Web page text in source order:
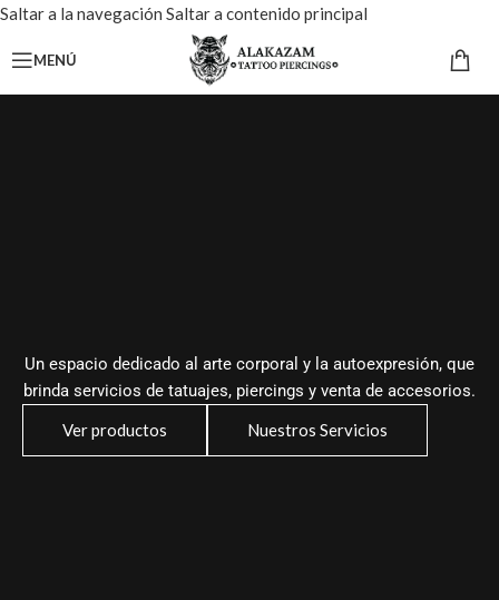
Saltar a la navegación Saltar a contenido principal
MENÚ
Un espacio dedicado al arte corporal y la autoexpresión, que
brinda servicios de tatuajes, piercings y venta de accesorios.
Ver productos
Nuestros Servicios